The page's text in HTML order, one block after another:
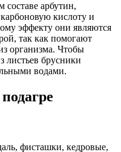
составе арбутин,
кислоту и
эффекту они являются
так как помогают
организма. Чтобы
листьев брусники
водами.
фисташки, кедровые,